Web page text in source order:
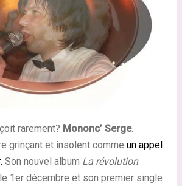
rarement? Mononc’ Serge.
grinçant et insolent comme un appel
. Son nouvel album La révolution
1er décembre et son premier single